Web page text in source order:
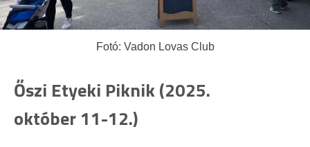
Fotó: Vadon Lovas Club
Őszi Etyeki Piknik (2025.
október 11-12.)